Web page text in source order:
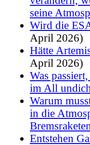
seine
Wird die
April 2026)
Hätte
April 2026)
Was
im All
Warum
in die
Entstehen